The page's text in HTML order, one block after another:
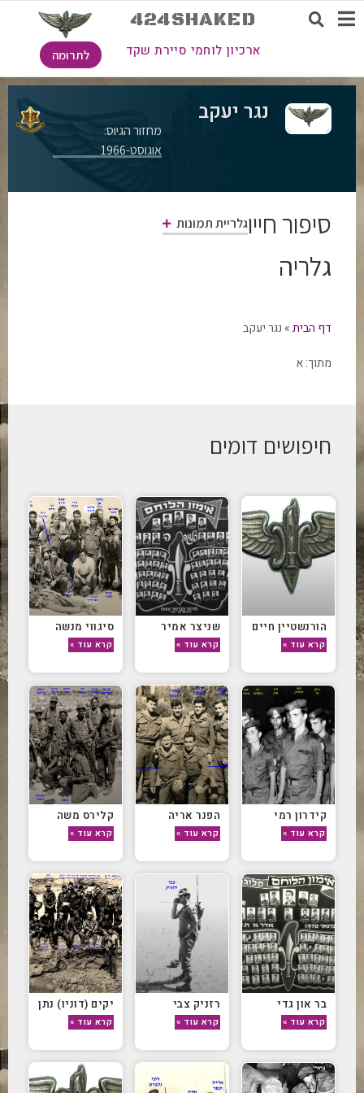
424SHAKED
ארכיון לוחמי סיירת שקד לתרומה
נגר יעקב
מחזור הגיוס:
אוגוסט-1966
סיפור חייוגלריית תמונות
גלריה
דף הבית» נגר יעקב
מתוך:א
חיפושים דומים
הורנשטיין חיים
קרא עוד »
שניצר אמיר
קרא עוד »
סיגווי מנשה
קרא עוד »
קידרון רמי
קרא עוד »
הפנר אריה
קרא עוד »
קלירס משה
קרא עוד »
בר און גדי
קרא עוד »
רזניק צבי
קרא עוד »
יקים (דוניו) נתן
קרא עוד »